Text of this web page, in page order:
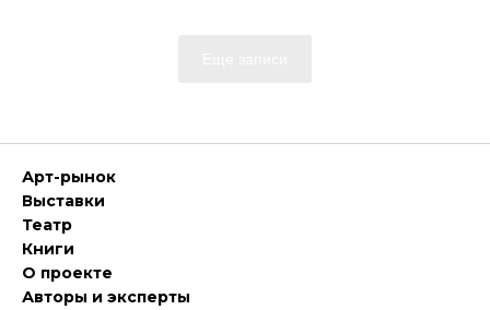
Арт-рынок
Выставки
Театр
Книги
О проекте
Авторы и эксперты